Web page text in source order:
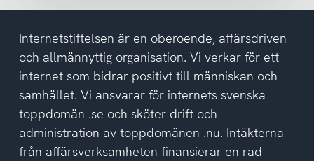
del
av
integritetspolicyn
Internetstiftelsen är en oberoende, affärsdriven
och allmännyttig organisation. Vi verkar för ett
internet som bidrar positivt till människan och
samhället. Vi ansvarar för internets svenska
toppdomän .se och sköter drift och
administration av toppdomänen .nu. Intäkterna
från affärsverksamheten finansierar en rad